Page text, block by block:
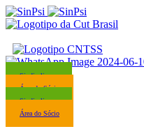
Sindicalize-se
Área do Sócio
Sindicalize-se
Área do Sócio